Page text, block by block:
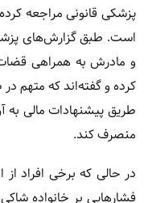
پزشکی قانونی مراجعه
است. طبق گزارش‌های
و مادرش به همراهی قضات
کرده و گفته‌اند که متهم
طریق پیشنهادات مالی به
منصرف کند.
در حالی که برخی افراد
فشارهایی بر خانواده